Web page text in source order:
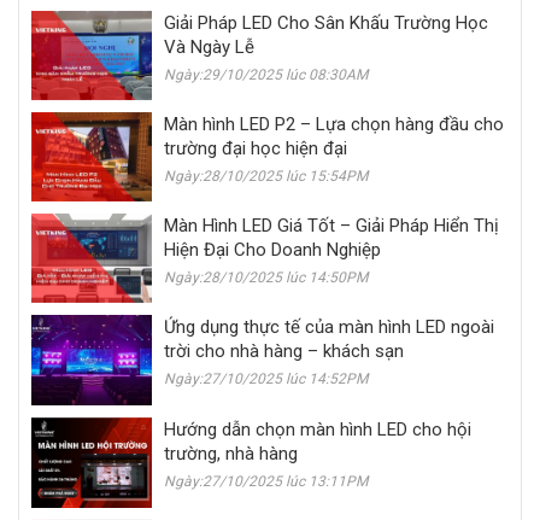
Giải Pháp LED Cho Sân Khấu Trường Học
Và Ngày Lễ
Ngày:29/10/2025 lúc 08:30AM
Màn hình LED P2 – Lựa chọn hàng đầu cho
trường đại học hiện đại
Ngày:28/10/2025 lúc 15:54PM
Màn Hình LED Giá Tốt – Giải Pháp Hiển Thị
Hiện Đại Cho Doanh Nghiệp
Ngày:28/10/2025 lúc 14:50PM
Ứng dụng thực tế của màn hình LED ngoài
trời cho nhà hàng – khách sạn
Ngày:27/10/2025 lúc 14:52PM
Hướng dẫn chọn màn hình LED cho hội
trường, nhà hàng
Ngày:27/10/2025 lúc 13:11PM